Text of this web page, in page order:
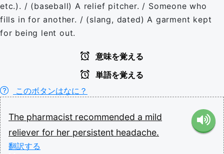
etc.). / (baseball) A relief pitcher. / Someone who
fills in for another. / (slang, dated) A garment kept
for being lent out.
意味を覚える
単語を覚える
このボタンはなに？
The pharmacist recommended a mild
reliever for her persistent headache.
翻訳する